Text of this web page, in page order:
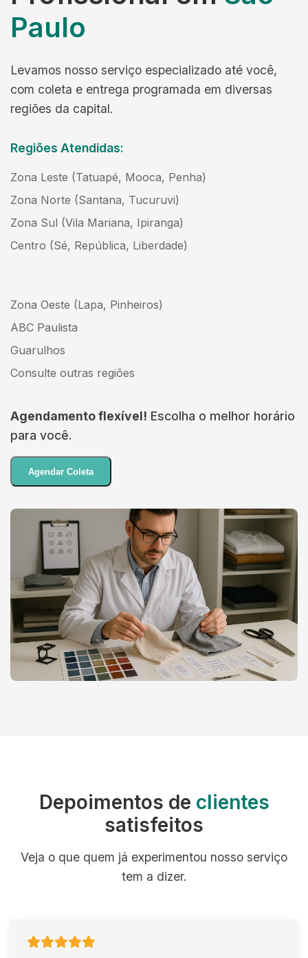
Paulo
Levamos nosso serviço especializado até você,
com coleta e entrega programada em diversas
regiões da capital.
Regiões Atendidas:
Zona Leste (Tatuapé, Mooca, Penha)
Zona Norte (Santana, Tucuruvi)
Zona Sul (Vila Mariana, Ipiranga)
Centro (Sé, República, Liberdade)
Zona Oeste (Lapa, Pinheiros)
ABC Paulista
Guarulhos
Consulte outras regiões
Agendamento flexível! Escolha o melhor horário
para você.
Agendar Coleta
Depoimentos de clientes
satisfeitos
Veja o que quem já experimentou nosso serviço
tem a dizer.